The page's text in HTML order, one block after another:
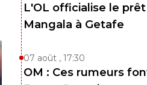
L'OL officialise le prêt
Mangala à Getafe
07 août , 17:30
OM : Ces rumeurs